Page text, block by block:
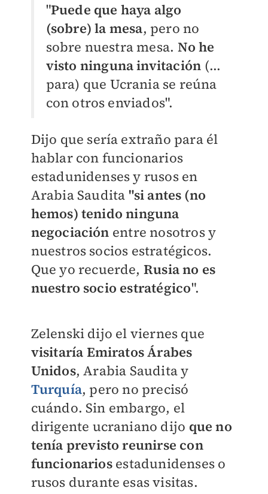
"Puede que haya algo
(sobre) la mesa, pero no
sobre nuestra mesa. No he
visto ninguna invitación (...
para) que Ucrania se reúna
con otros enviados".
Dijo que sería extraño para él
hablar con funcionarios
estadunidenses y rusos en
Arabia Saudita "si antes (no
hemos) tenido ninguna
negociación entre nosotros y
nuestros socios estratégicos.
Que yo recuerde, Rusia no es
nuestro socio estratégico".
Zelenski dijo el viernes que
visitaría Emiratos Árabes
Unidos, Arabia Saudita y
Turquía, pero no precisó
cuándo. Sin embargo, el
dirigente ucraniano dijo que no
tenía previsto reunirse con
funcionariosestadunidenses o
rusos durante esas visitas.